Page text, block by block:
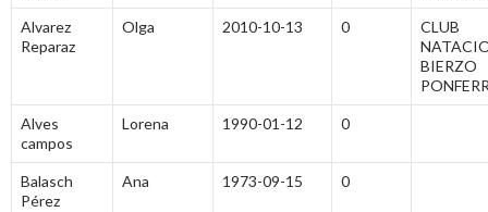
Alvarez
Reparaz
Olga 2010-10-13 0
CLUB
BIERZO
Alves
campos
Lorena 1990-01-12 0
Balasch
Pérez
Ana 1973-09-15 0